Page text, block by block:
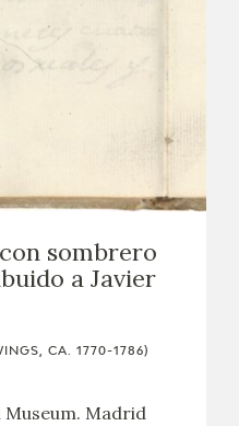
sombrero
a Javier
CA. 1770-1786)
Madrid